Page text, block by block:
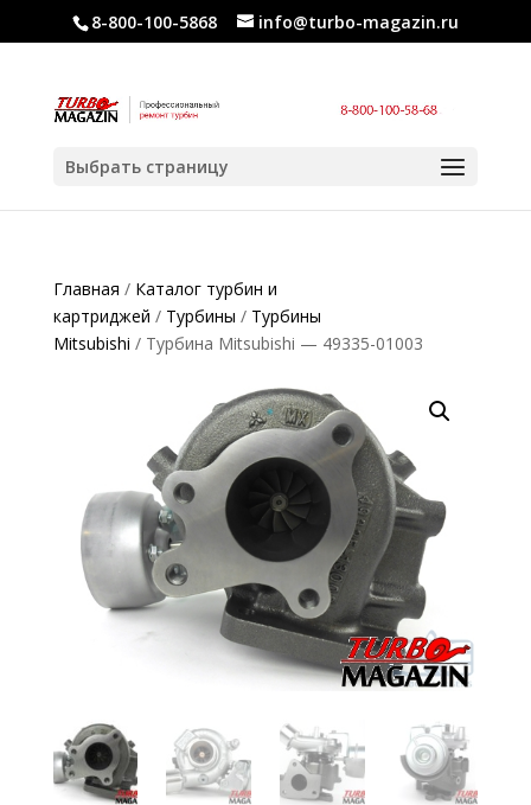
8-800-100-5868 info@turbo-magazin.ru
Выбрать страницу
Главная / Каталог турбин и
картриджей / Турбины / Турбины
Mitsubishi / Турбина Mitsubishi — 49335-01003